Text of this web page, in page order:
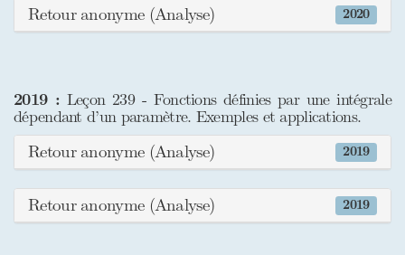
2020
Retour anonyme (Analyse)
2019 : Leçon 239 - Fonctions définies par une intégrale
dépendant d’un paramètre. Exemples et applications.
2019
Retour anonyme (Analyse)
2019
Retour anonyme (Analyse)